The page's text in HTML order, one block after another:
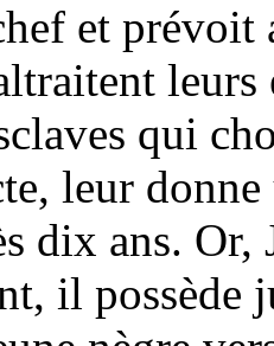
et prévoit
leurs
qui
leur
dix ans. Or,
il